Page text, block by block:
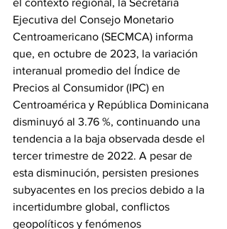
el contexto regional, la Secretaría
Ejecutiva del Consejo Monetario
Centroamericano (SECMCA) informa
que, en octubre de 2023, la variación
interanual promedio del Índice de
Precios al Consumidor (IPC) en
Centroamérica y República Dominicana
disminuyó al 3.76 %, continuando una
tendencia a la baja observada desde el
tercer trimestre de 2022. A pesar de
esta disminución, persisten presiones
subyacentes en los precios debido a la
incertidumbre global, conflictos
geopolíticos y fenómenos